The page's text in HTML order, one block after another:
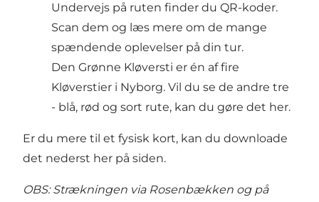
Undervejs på ruten finder du QR-koder.
Scan dem og læs mere om de mange
spændende oplevelser på din tur.
Den Grønne Kløversti er én af fire
Kløverstier i Nyborg. Vil du se de andre tre
- blå, rød og sort rute, kan du gøre det her.
Er du mere til et fysisk kort, kan du downloade
det nederst her på siden.
OBS: Strækningen via Rosenbækken og på